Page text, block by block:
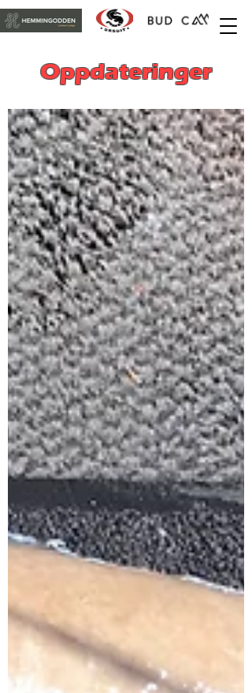
Oppdateringer